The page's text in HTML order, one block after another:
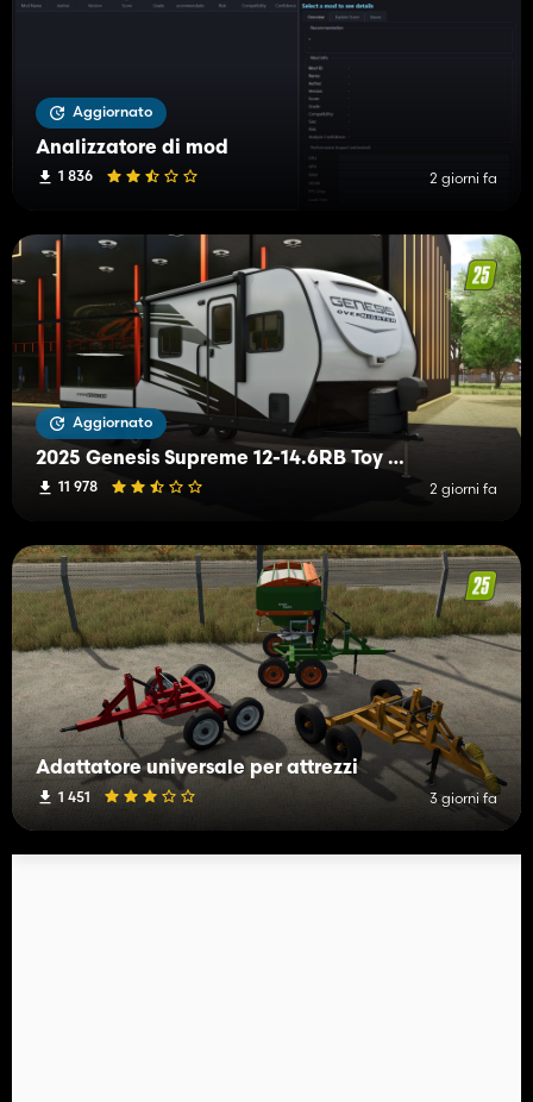
Aggiornato
Analizzatore di mod
1 836 2 giorni fa
Aggiornato
2025 Genesis Supreme 12-14.6RB Toy Hauler
11 978 2 giorni fa
Adattatore universale per attrezzi
1 451 3 giorni fa